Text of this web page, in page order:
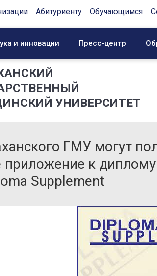
Абитуриенту Обучающимся
и инновации Пресс-центр
УНИВЕРСИТЕТ
ГМУ могут
приложение к
Supplement